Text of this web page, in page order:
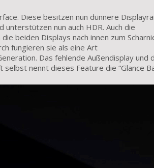
Diese besitzen nun dünnere
nun auch HDR. Auch die
beiden Displays nach innen zum
fungieren sie als eine Art
Das fehlende Außendisplay und
nennt dieses Feature die “Glance